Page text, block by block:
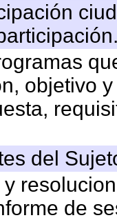
objetivo
del
y
de